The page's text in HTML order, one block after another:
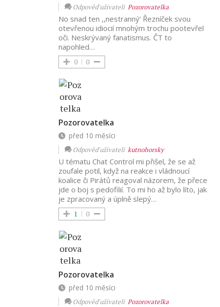
Odpověď uživateli Pozorovatelka
No snad ten ,,nestranný’ Řezníček svou
otevřenou idiocií mnohým trochu pootevřel
oči. Neskrývaný fanatismus. ČT to
napohled…
0 0
Pozorovatelka
před 10 měsíci
Odpověď uživateli kutnohorsky
U tématu Chat Control mi přišel, že se až
zoufale potil, když na reakce i vládnoucí
koalice či Pirátů reagoval názorem, že přece
jde o boj s pedofilií. To mi ho až bylo líto, jak
je zpracovaný a úplně slepý…
1 0
Pozorovatelka
před 10 měsíci
Odpověď uživateli Pozorovatelka